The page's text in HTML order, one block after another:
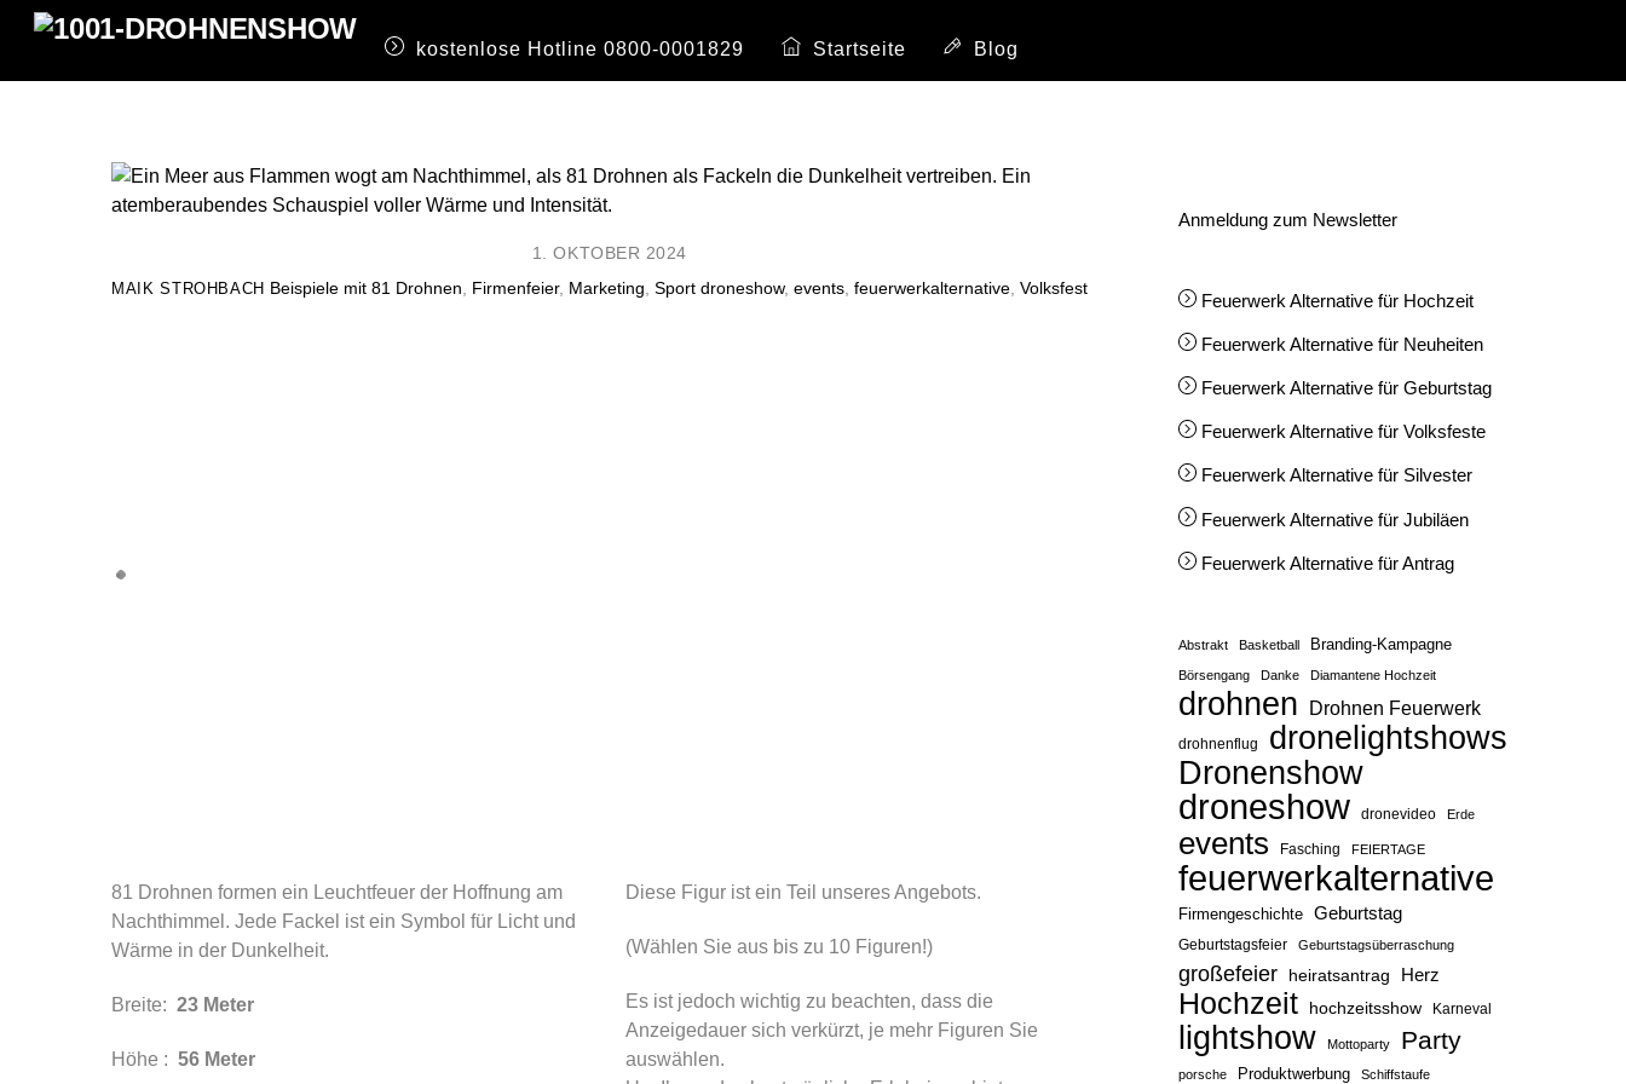
Skip
kostenlose Hotline 0800-0001829 Startseite Blog
1. OKTOBER 2024
MAIK STROHBACH Beispiele mit 81 Drohnen Firmenfeier, Marketing ,Sport droneshow,events ,feuerwerkalternative ,Volksfest
81 Drohnen formen ein Leuchtfeuer der Hoffnung am
Nachthimmel. Jede Fackel ist ein Symbol für Licht und
Wärme in der Dunkelheit.
Breite: 23 Meter
Höhe : 56 Meter
Diese Figur ist ein Teil unseres Angebots.
(Wählen Sie aus bis zu 10 Figuren!)
Es ist jedoch wichtig zu beachten, dass die
Anzeigedauer sich verkürzt, je mehr Figuren Sie
auswählen.
Anmeldung zum Newsletter
Feuerwerk Alternative für Hochzeit
Feuerwerk Alternative für Neuheiten
Feuerwerk Alternative für Geburtstag
Feuerwerk Alternative für Volksfeste
Feuerwerk Alternative für Silvester
Feuerwerk Alternative für Jubiläen
Feuerwerk Alternative für Antrag
Abstrakt Basketball Branding-Kampagne
Börsengang Danke Diamantene Hochzeit
drohnen Drohnen Feuerwerk
drohnenflug
dronelightshows
Dronenshow
droneshow dronevideo Erde
events Fasching FEIERTAGE
feuerwerkalternative
Firmengeschichte Geburtstag
Geburtstagsfeier Geburtstagsüberraschung
großefeier heiratsantrag Herz
Hochzeit hochzeitsshow Karneval
lightshow Mottoparty Party
porsche Produktwerbung Schiffstaufe